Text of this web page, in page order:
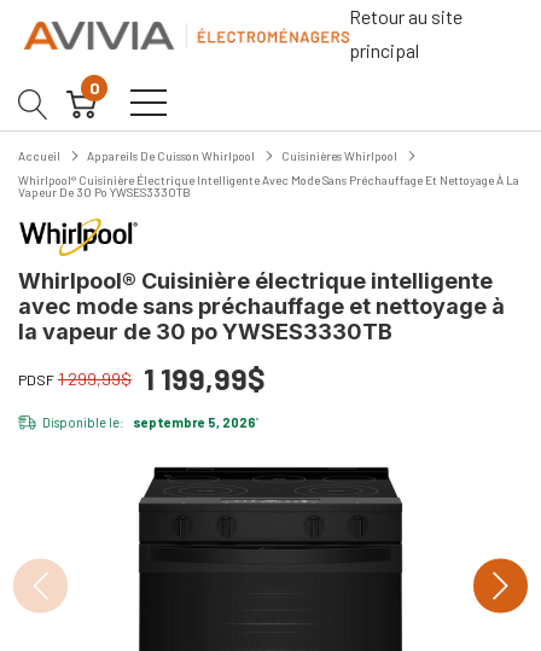
Retour au site
principal
0
Accueil Appareils De Cuisson Whirlpool
Cuisinières Whirlpool
Whirlpool® Cuisinière Électrique Intelligente Avec Mode Sans Préchauffage Et Nettoyage À La
Vapeur De 30 Po YWSES3330TB
Whirlpool® Cuisinière électrique intelligente
avec mode sans préchauffage et nettoyage à
la vapeur de 30 po YWSES3330TB
PDSF 1 299,99$ 1 199,99$
Disponible le: septembre 5, 2026*